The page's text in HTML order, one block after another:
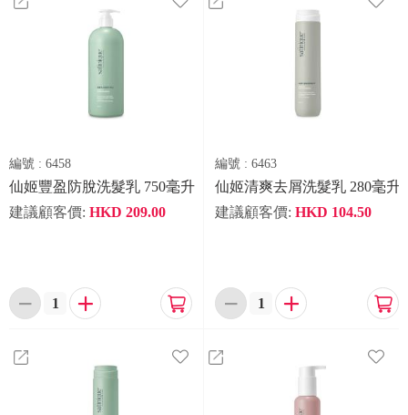
編號 : 6458
仙姬豐盈防脫洗髮乳 750毫升
建議顧客價: HKD 209.00
  
編號 : 6463
仙姬清爽去屑洗髮乳 280毫升
建議顧客價: HKD 104.50
  